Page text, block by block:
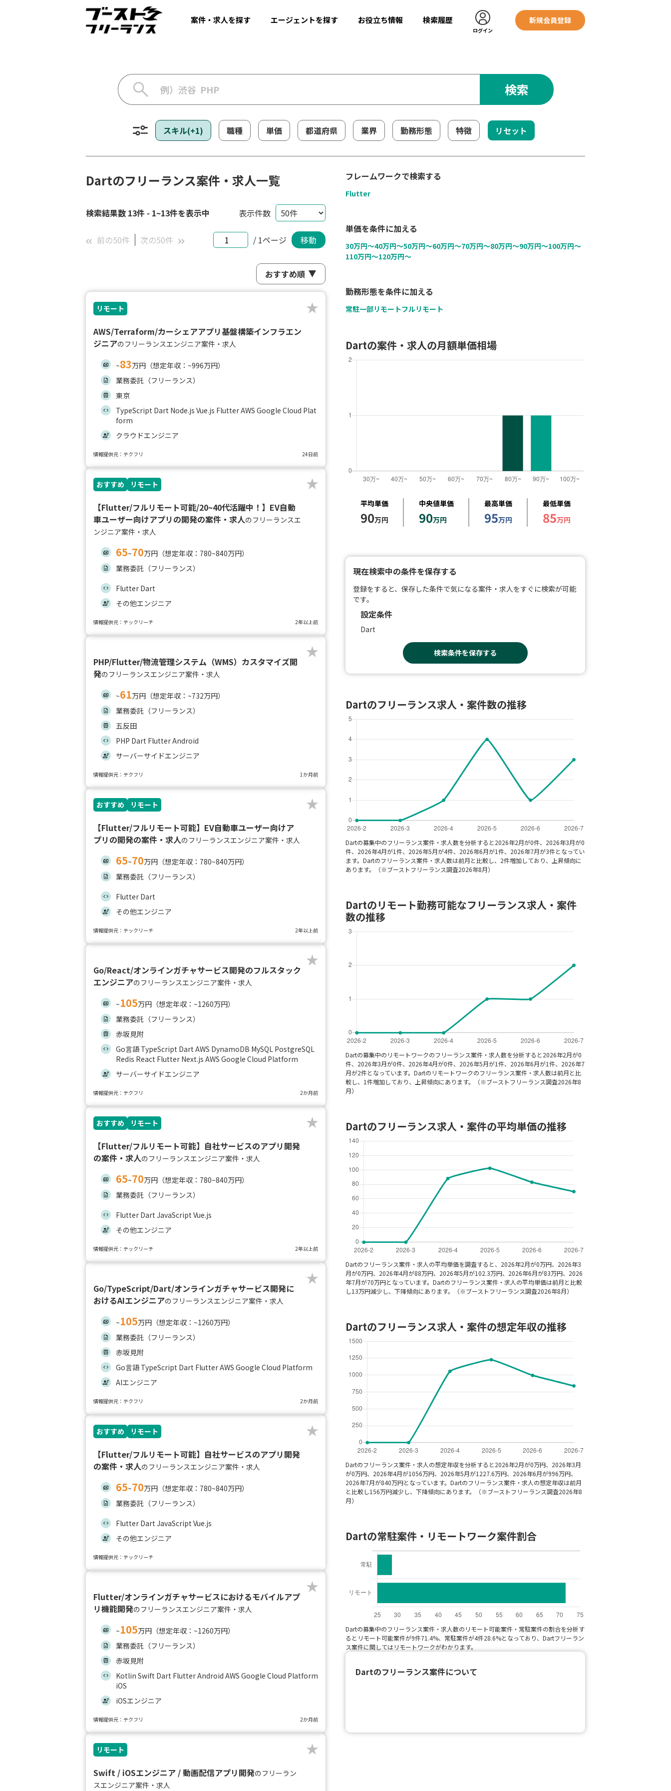
案件・求人を探す エージェントを探す お役立ち情報 検索履歴
ログイン
新規会員登録
検索
スキル(+1) 職種 単価 都道府県 業界 勤務形態 特徴 リセット
Dartのフリーランス案件・求人一覧
検索結果数 13件 - 1~13件を表示中 表示件数
前の50件 次の50件 / 1ページ 移動
リモート
AWS/Terraform/カーシェアアプリ基盤構築インフラエン
ジニアのフリーランスエンジニア案件・求人
~83万円（想定年収：~996万円）
業務委託（フリーランス）
東京
TypeScript Dart Node.js Vue.js Flutter AWS Google Cloud Plat
form
クラウドエンジニア
情報提供元：テクフリ 24日前
おすすめ リモート
【Flutter/フルリモート可能/20~40代活躍中！】EV自動
車ユーザー向けアプリの開発の案件・求人のフリーランスエ
ンジニア案件・求人
65~70万円（想定年収：780~840万円）
業務委託（フリーランス）
Flutter Dart
その他エンジニア
情報提供元：テックリーチ 2年以上前
PHP/Flutter/物流管理システム（WMS）カスタマイズ開
発のフリーランスエンジニア案件・求人
~61万円（想定年収：~732万円）
業務委託（フリーランス）
五反田
PHP Dart Flutter Android
サーバーサイドエンジニア
情報提供元：テクフリ 1か月前
おすすめ リモート
【Flutter/フルリモート可能】EV自動車ユーザー向けア
プリの開発の案件・求人のフリーランスエンジニア案件・求人
65~70万円（想定年収：780~840万円）
業務委託（フリーランス）
Flutter Dart
その他エンジニア
情報提供元：テックリーチ 2年以上前
Go/React/オンラインガチャサービス開発のフルスタック
エンジニアのフリーランスエンジニア案件・求人
~105万円（想定年収：~1260万円）
業務委託（フリーランス）
赤坂見附
Go言語 TypeScript Dart AWS DynamoDB MySQL PostgreSQL
Redis React Flutter Next.js AWS Google Cloud Platform
サーバーサイドエンジニア
情報提供元：テクフリ 2か月前
おすすめ リモート
【Flutter/フルリモート可能】自社サービスのアプリ開発
の案件・求人のフリーランスエンジニア案件・求人
65~70万円（想定年収：780~840万円）
業務委託（フリーランス）
Flutter Dart JavaScript Vue.js
その他エンジニア
情報提供元：テックリーチ 2年以上前
Go/TypeScript/Dart/オンラインガチャサービス開発に
おけるAIエンジニアのフリーランスエンジニア案件・求人
~105万円（想定年収：~1260万円）
業務委託（フリーランス）
赤坂見附
Go言語 TypeScript Dart Flutter AWS Google Cloud Platform
AIエンジニア
情報提供元：テクフリ 2か月前
おすすめ リモート
【Flutter/フルリモート可能】自社サービスのアプリ開発
の案件・求人のフリーランスエンジニア案件・求人
65~70万円（想定年収：780~840万円）
業務委託（フリーランス）
Flutter Dart JavaScript Vue.js
その他エンジニア
情報提供元：テックリーチ
Flutter/オンラインガチャサービスにおけるモバイルアプ
リ機能開発のフリーランスエンジニア案件・求人
~105万円（想定年収：~1260万円）
業務委託（フリーランス）
赤坂見附
Kotlin Swift Dart Flutter Android AWS Google Cloud Platform
iOS
iOSエンジニア
情報提供元：テクフリ 2か月前
リモート
Swift / iOSエンジニア / 動画配信アプリ開発のフリーラン
スエンジニア案件・求人
フレームワークで検索する
Flutter
単価を条件に加える
30万円〜40万円〜50万円〜60万円〜70万円〜80万円〜90万円〜100万円〜
110万円〜120万円〜
勤務形態を条件に加える
常駐一部リモートフルリモート
Dartの案件・求人の月額単価相場
平均単価
90万円
中央値単価
90万円
最高単価
95万円
最低単価
85万円
現在検索中の条件を保存する
登録をすると、保存した条件で気になる案件・求人をすぐに検索が可能
です。
設定条件
Dart
検索条件を保存する
Dartのフリーランス求人・案件数の推移
Dartの募集中のフリーランス案件・求人数を分析すると2026年2月が0件、2026年3月が0
件、2026年4月が1件、2026年5月が4件、2026年6月が1件、2026年7月が3件となってい
ます。Dartのフリーランス案件・求人数は前月と比較し、2件増加しており、上昇傾向に
あります。（※ブーストフリーランス調査2026年8月）
Dartのリモート勤務可能なフリーランス求人・案件
数の推移
Dartの募集中のリモートワークのフリーランス案件・求人数を分析すると2026年2月が0
件、2026年3月が0件、2026年4月が0件、2026年5月が1件、2026年6月が1件、2026年7
月が2件となっています。Dartのリモートワークのフリーランス案件・求人数は前月と比
較し、1件増加しており、上昇傾向にあります。（※ブーストフリーランス調査2026年8
月）
Dartのフリーランス求人・案件の平均単価の推移
Dartのフリーランス案件・求人の平均単価を調査すると、2026年2月が0万円、2026年3
月が0万円、2026年4月が88万円、2026年5月が102.3万円、2026年6月が83万円、2026
年7月が70万円となっています。Dartのフリーランス案件・求人の平均単価は前月と比較
し13万円減少し、下降傾向にあります。（※ブーストフリーランス調査2026年8月）
Dartのフリーランス求人・案件の想定年収の推移
Dartのフリーランス案件・求人の想定年収を分析すると2026年2月が0万円、2026年3月
が0万円、2026年4月が1056万円、2026年5月が1227.6万円、2026年6月が996万円、
2026年7月が840万円となっています。Dartのフリーランス案件・求人の想定年収は前月
と比較し156万円減少し、下降傾向にあります。（※ブーストフリーランス調査2026年8
月）
Dartの常駐案件・リモートワーク案件割合
Dartの募集中のフリーランス案件・求人数のリモート可能案件・常駐案件の割合を分析す
るとリモート可能案件が9件71.4%、常駐案件が4件28.6%となっており、Dartフリーラン
ス案件に関してはリモートワークがわかります。
Dartのフリーランス案件について